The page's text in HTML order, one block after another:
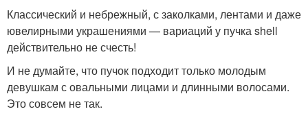
Классический и небрежный, с заколками, лентами и даже
ювелирными украшениями — вариаций у пучка shell
действительно не счесть!
И не думайте, что пучок подходит только молодым
девушкам с овальными лицами и длинными волосами.
Это совсем не так.